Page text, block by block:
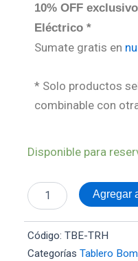
10% OFF
Eléctrico *
Sumate gratis en
* Solo productos
combinable con
Disponible para
Tablero
Tanque
Filtro
Automático
cantidad
Agregar
Código: TBE-TRH
Categorías Tablero